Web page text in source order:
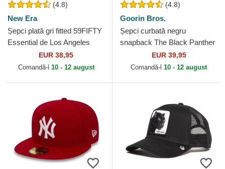
(4.8)
New Era
Șepci plată gri fitted 59FIFTY
Essential de Los Angeles
Dodgers MLB de New Era
EUR 38,95
Comandă-l 10 - 12 august
(4.8)
Goorin Bros.
Șepci curbată negru
snapback The Black Panther
Core Combo The Farm
Goorin Bros.
EUR 39,95
Comandă-l 10 - 12 august